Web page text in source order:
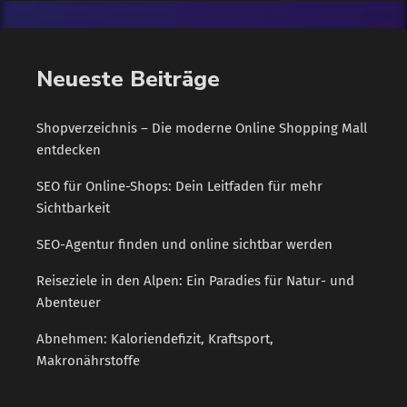
Neueste Beiträge
Shopverzeichnis – Die moderne Online Shopping Mall
entdecken
SEO für Online-Shops: Dein Leitfaden für mehr
Sichtbarkeit
SEO-Agentur finden und online sichtbar werden
Reiseziele in den Alpen: Ein Paradies für Natur- und
Abenteuer
Abnehmen: Kaloriendefizit, Kraftsport,
Makronährstoffe